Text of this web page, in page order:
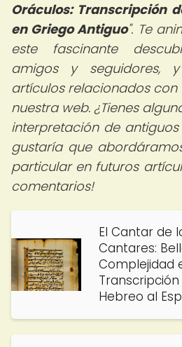
Oráculos: Transcripción
en Griego Antiguo". Te
este fascinante
amigos y seguidores,
artículos relacionados
nuestra web. ¿Tienes
interpretación de antiguos
gustaría que
particular en futuros
comentarios!
El Cantar de
Cantares:
Complejidad
Hebreo al